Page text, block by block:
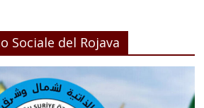
Sociale del Rojava